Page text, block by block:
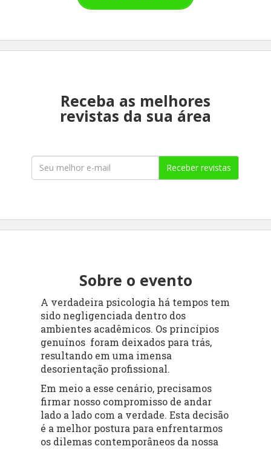
Receba as melhores
revistas da sua área
Receber revistas
Sobre o evento
A verdadeira psicologia há tempos tem
sido negligenciada dentro dos
ambientes acadêmicos. Os princípios
genuínos foram deixados para trás,
resultando em uma imensa
desorientação profissional.
Em meio a esse cenário, precisamos
firmar nosso compromisso de andar
lado a lado com a verdade. Esta decisão
é a melhor postura para enfrentarmos
os dilemas contemporâneos da nossa